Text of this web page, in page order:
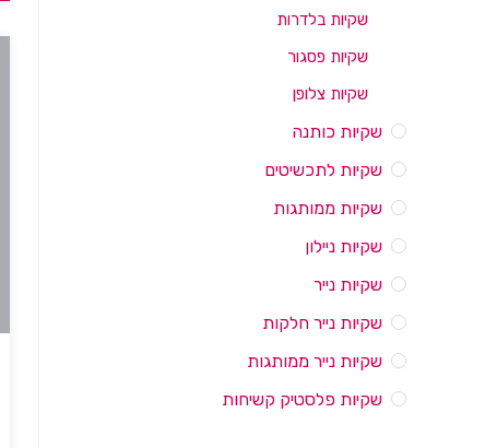
שקיות בלדרות
שקיות פסגור
שקיות צלופן
שקיות כותנה
שקיות לתכשיטים
שקיות ממותגות
שקיות ניילון
שקיות נייר
שקיות נייר חלקות
שקיות נייר ממותגות
שקיות פלסטיק קשיחות